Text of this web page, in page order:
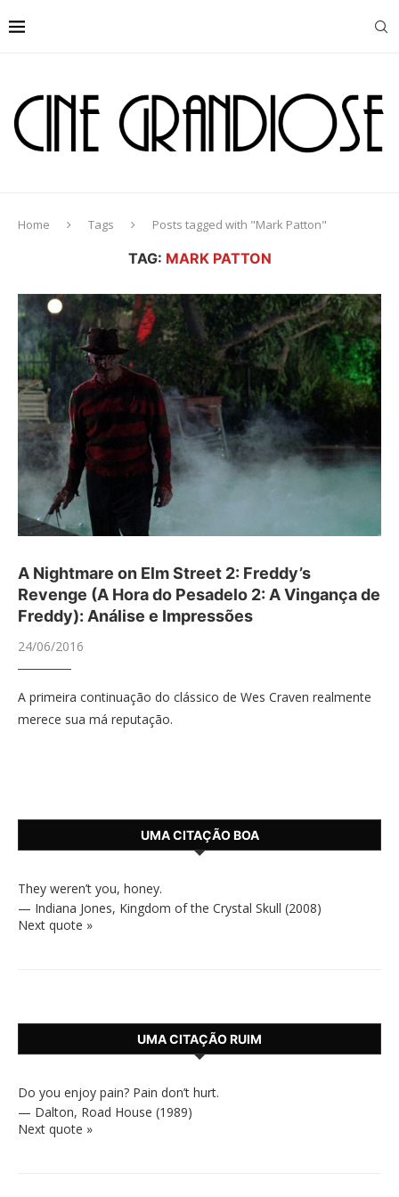
Home Tags Posts tagged with "Mark Patton"
TAG: MARK PATTON
A Nightmare on Elm Street 2: Freddy’s
Revenge (A Hora do Pesadelo 2: A Vingança de
Freddy): Análise e Impressões
24/06/2016
A primeira continuação do clássico de Wes Craven realmente
merece sua má reputação.
UMA CITAÇÃO BOA
They weren’t you, honey.
— Indiana Jones, Kingdom of the Crystal Skull (2008)
Next quote »
UMA CITAÇÃO RUIM
Do you enjoy pain? Pain don’t hurt.
— Dalton, Road House (1989)
Next quote »